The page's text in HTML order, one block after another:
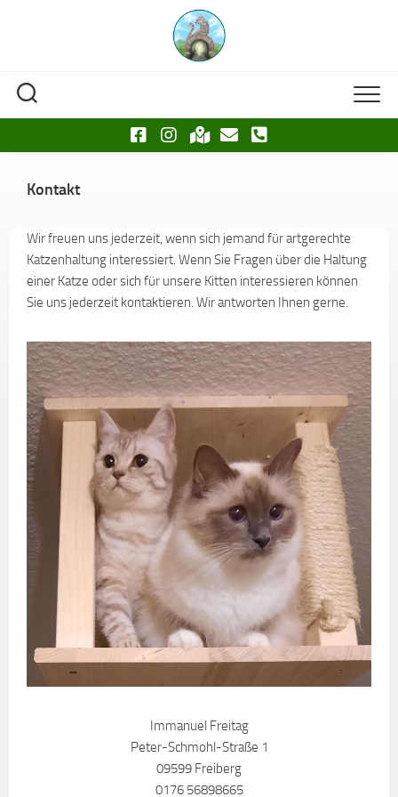
Kontakt
Wir freuen uns jederzeit, wenn sich jemand für artgerechte
Katzenhaltung interessiert. Wenn Sie Fragen über die Haltung
einer Katze oder sich für unsere Kitten interessieren können
Sie uns jederzeit kontaktieren. Wir antworten Ihnen gerne.
Immanuel Freitag
Peter-Schmohl-Straße 1
09599 Freiberg
0176 56898665